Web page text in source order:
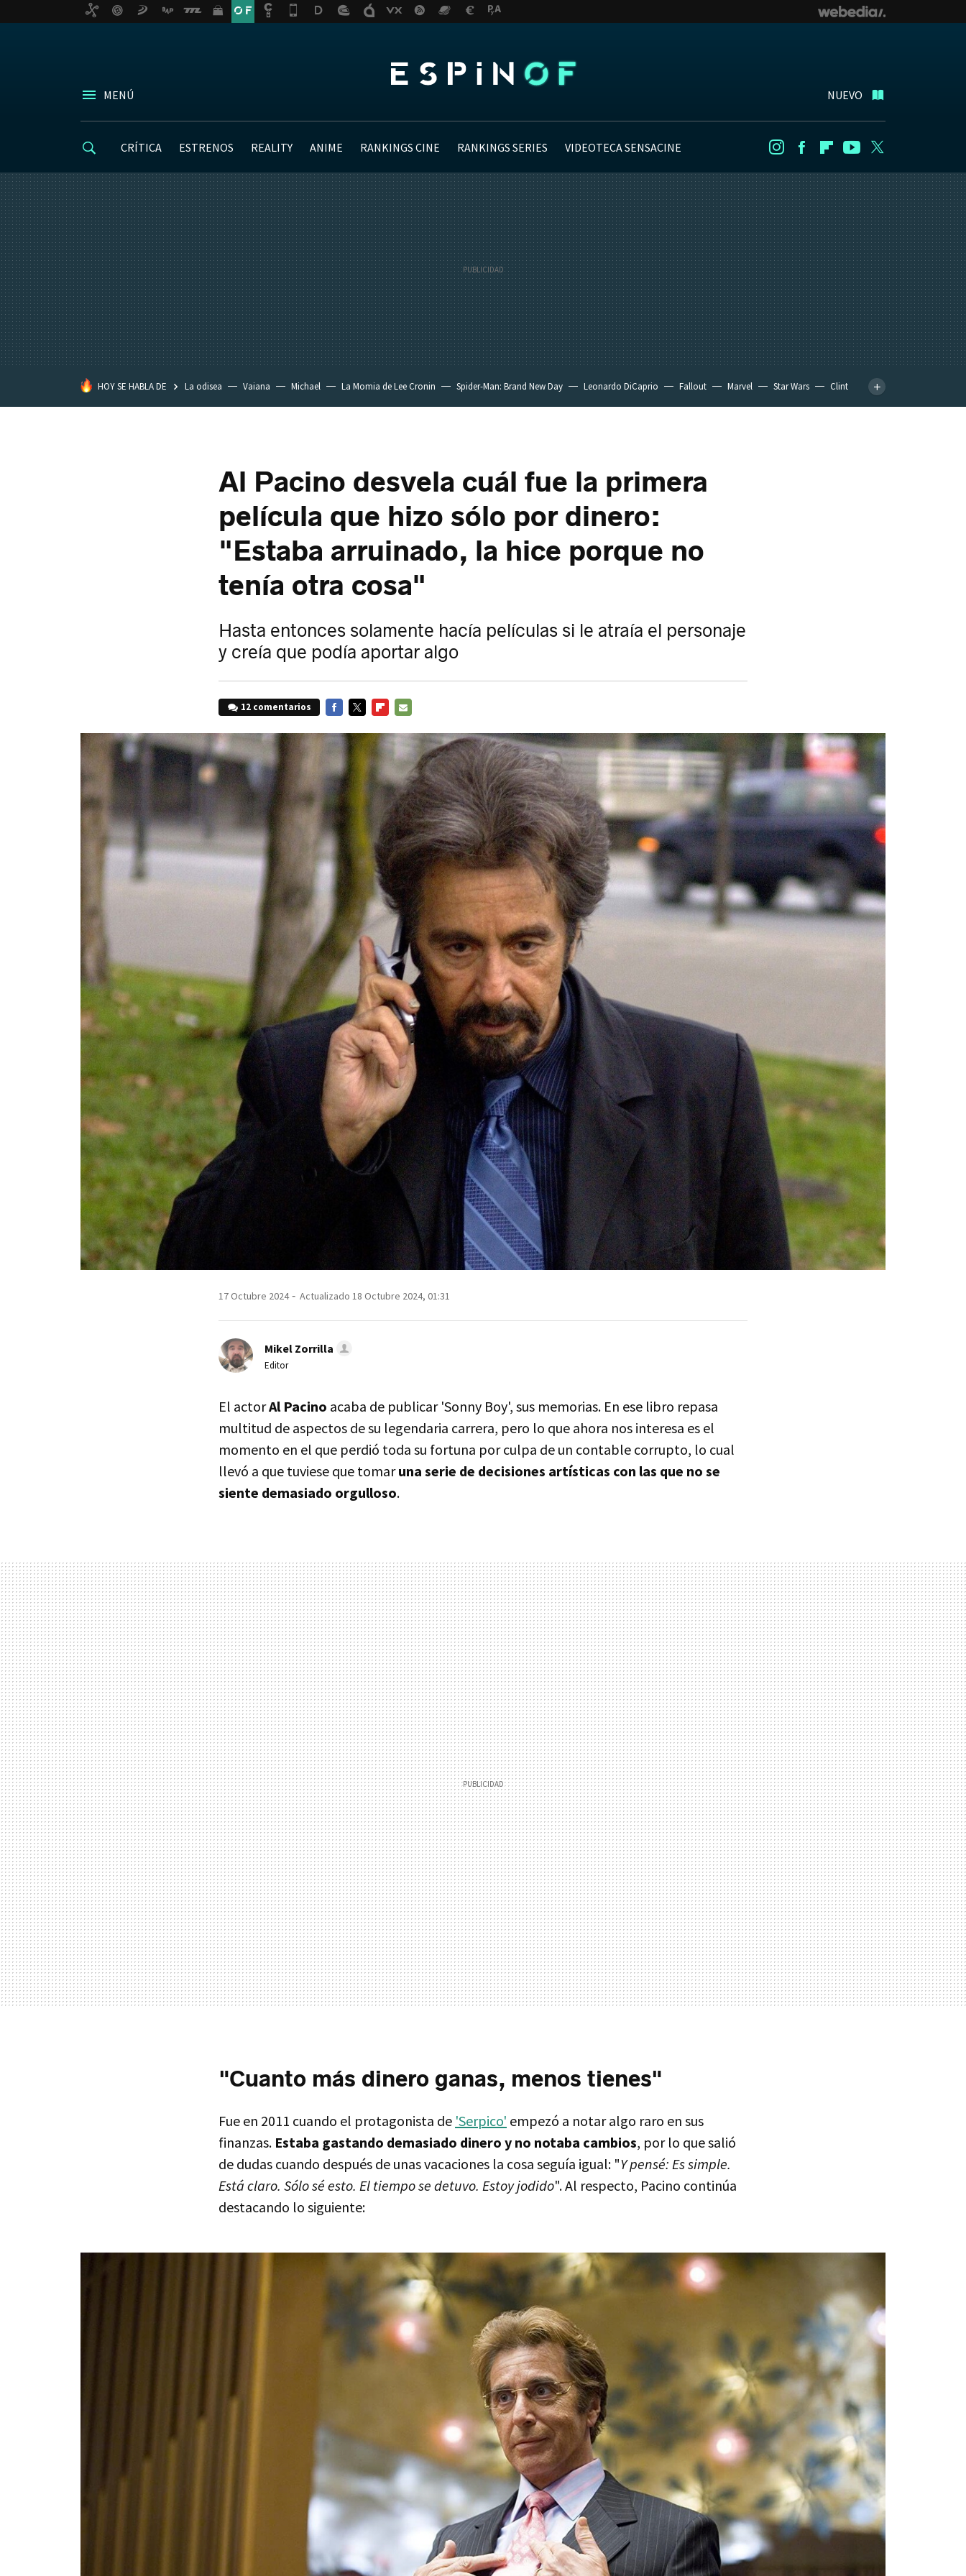
MENÚ NUEVO
CRÍTICA ESTRENOS REALITY ANIME RANKINGS CINE RANKINGS SERIES VIDEOTECA SENSACINE InstagramFacebookFlipboard
Youtube
HOY SE HABLA DE La odisea Vaiana Michael La Momia de Lee Cronin Spider-Man: Brand New Day Leonardo DiCaprio Fallout Marvel Star Wars
Clint
Al Pacino desvela cuál fue la primera
película que hizo sólo por dinero:
"Estaba arruinado, la hice porque no
tenía otra cosa"
Hasta entonces solamente hacía películas si le atraía el personaje
y creía que podía aportar algo
12 comentarios
MAIL
17 Octubre 2024 Actualizado 18 Octubre 2024, 01:31
Mikel Zorrilla
Editor
El actorAl Pacino acaba de publicar 'Sonny Boy', sus memorias. En ese libro repasa
multitud de aspectos de su legendaria carrera, pero lo que ahora nos interesa es el
momento en el que perdió toda su fortuna por culpa de un contable corrupto, lo cual
llevó a que tuviese que tomaruna serie de decisiones artísticas con las que no se
siente demasiado orgulloso.
"Cuanto más dinero ganas, menos tienes"
Fue en 2011 cuando el protagonista de 'Serpico' empezó a notar algo raro en sus
finanzas. Estaba gastando demasiado dinero y no notaba cambios, por lo que salió
de dudas cuando después de unas vacaciones la cosa seguía igual: "Y pensé: Es simple.
Está claro. Sólo sé esto. El tiempo se detuvo. Estoy jodido". Al respecto, Pacino continúa
destacando lo siguiente: